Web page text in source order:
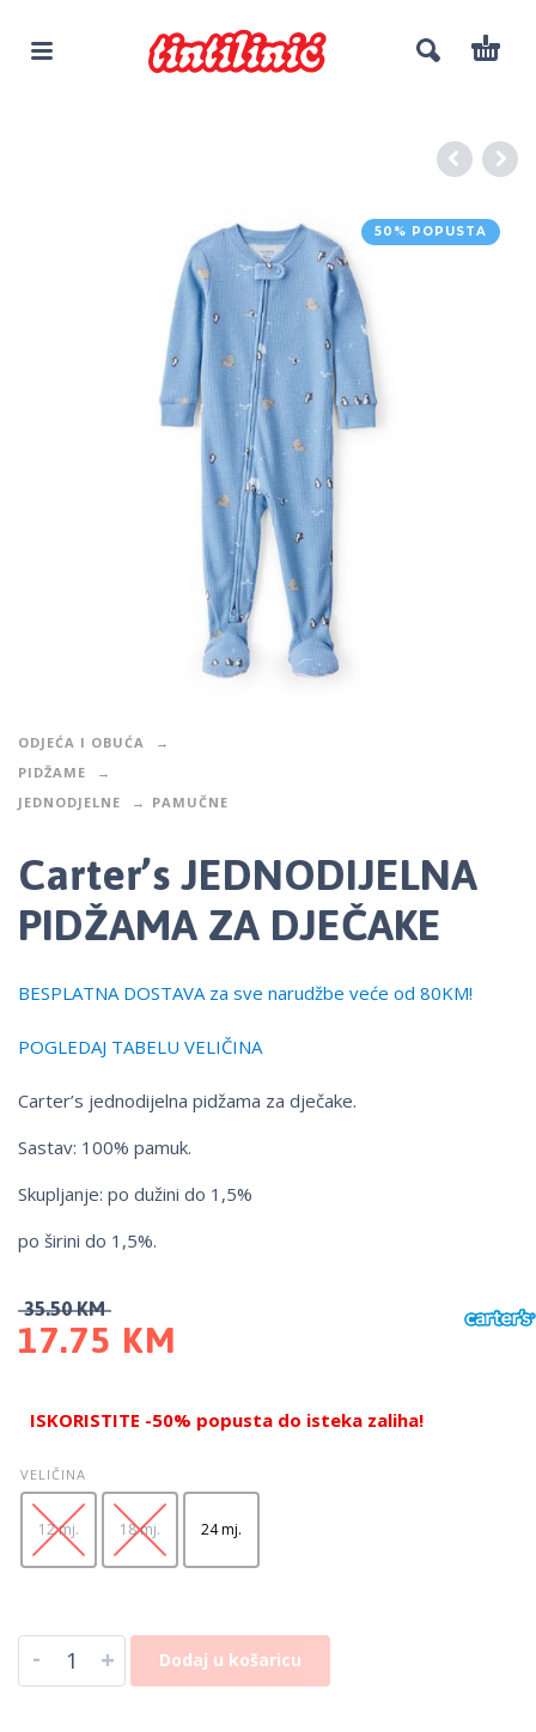
50% POPUSTA
ODJEĆA I OBUĆA
PIDŽAME
JEDNODJELNE
PAMUČNE
Carter’s JEDNODIJELNA
PIDŽAMA ZA DJEČAKE
BESPLATNA DOSTAVA za sve narudžbe veće od 80KM!
POGLEDAJ TABELU VELIČINA
Carter’s jednodijelna pidžama za dječake.
Sastav: 100% pamuk.
Skupljanje: po dužini do 1,5%
po širini do 1,5%.
35.50KM
17.75 KM
ISKORISTITE -50% popusta do isteka zaliha!
VELIČINA
12 mj. 18 mj. 24 mj.
- + Dodaj u košaricu